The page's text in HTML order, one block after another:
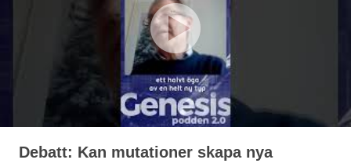
Debatt: Kan mutationer skapa nya